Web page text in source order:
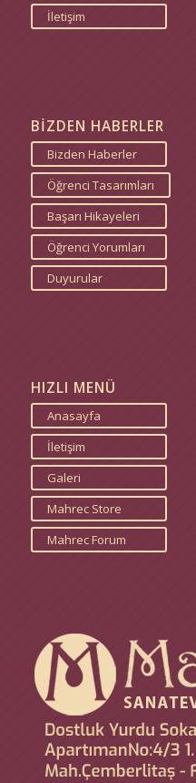
İletişim
BİZDEN HABERLER
Bizden Haberler
Öğrenci Tasarımları
Başarı Hikayeleri
Öğrenci Yorumları
Duyurular
HIZLI MENÜ
Anasayfa
İletişim
Galeri
Mahrec Store
Mahrec Forum